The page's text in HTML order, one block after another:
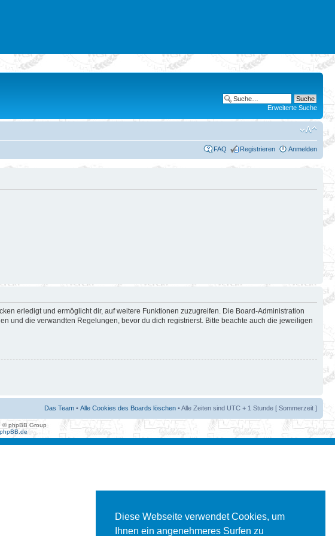
Diese Webseite verwendet Cookies, um
Ihnen ein angenehmeres Surfen zu
Erweiterte Suche
FAQ Registrieren Anmelden
erledigt und ermöglicht dir, auf weitere Funktionen zuzugreifen. Die Board-Administration
und die verwandten Regelungen, bevor du dich registrierst. Bitte beachte auch die jeweiligen
Das Team • Alle Cookies des Boards löschen • Alle Zeiten sind UTC + 1 Stunde [ Sommerzeit ]
© phpBB Group
phpBB.de